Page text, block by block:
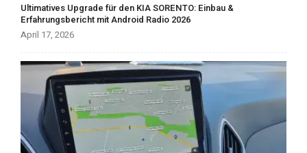
Ultimatives Upgrade für den KIA SORENTO: Einbau &
Erfahrungsbericht mit Android Radio 2026
April 17, 2026